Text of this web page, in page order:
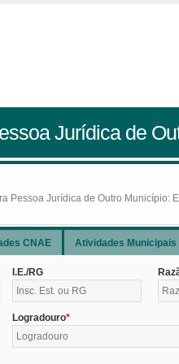
Jurídica de
Pessoa Jurídica de Outro
CNAE Atividades Municipais
I.E./RG
Logradouro